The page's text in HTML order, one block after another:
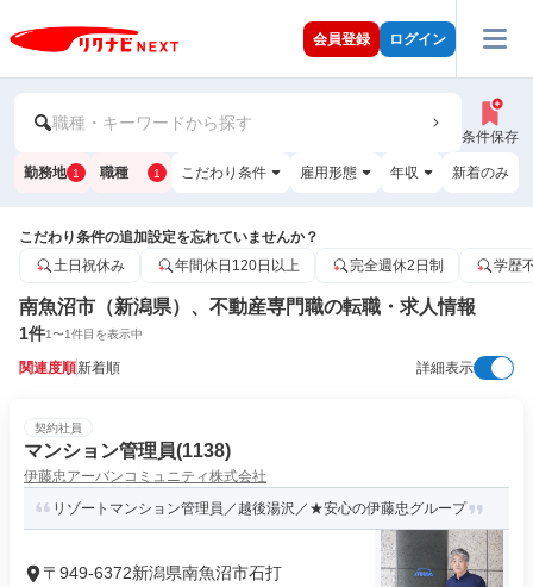
会員登録 ログイン
職種・キーワードから探す
条件保存
勤務地 1 職種 1 こだわり条件 雇用形態 年収 新着のみ
こだわり条件の追加設定を忘れていませんか？
土日祝休み
年間休日120日以上 完全週休2日制 学歴
南魚沼市（新潟県）、不動産専門職の転職・求人情報
1件1〜1件目を表示中
関連度順新着順 詳細表示
契約社員
マンション管理員(1138)
伊藤忠アーバンコミュニティ株式会社
リゾートマンション管理員／越後湯沢／★安心の伊藤忠グループ
〒949-6372新潟県南魚沼市石打